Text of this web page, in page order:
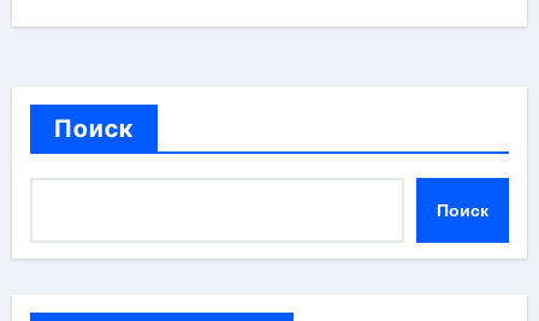
Поиск
Поиск